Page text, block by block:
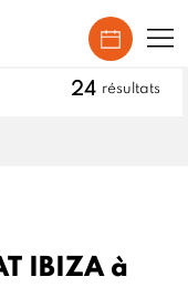
24 résultats
IBIZA à